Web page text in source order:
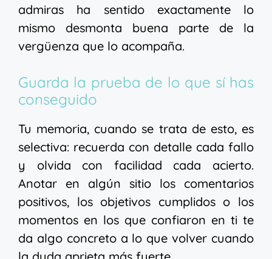
admiras ha sentido exactamente lo
mismo desmonta buena parte de la
vergüenza que lo acompaña.
Guarda la prueba de lo que sí has
conseguido
Tu memoria, cuando se trata de esto, es
selectiva: recuerda con detalle cada fallo
y olvida con facilidad cada acierto.
Anotar en algún sitio los comentarios
positivos, los objetivos cumplidos o los
momentos en los que confiaron en ti te
da algo concreto a lo que volver cuando